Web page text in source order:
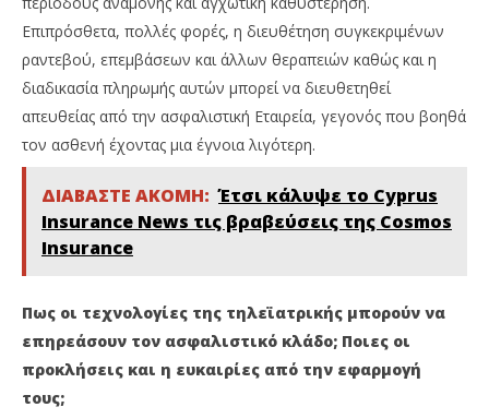
Επιπρόσθετα, πολλές φορές, η διευθέτηση συγκεκριμένων
ραντεβού, επεμβάσεων και άλλων θεραπειών καθώς και η
διαδικασία πληρωμής αυτών μπορεί να διευθετηθεί
απευθείας από την ασφαλιστική Εταιρεία, γεγονός που βοηθά
τον ασθενή έχοντας μια έγνοια λιγότερη.
ΔΙΑΒΑΣΤΕ ΑΚΟΜΗ: Έτσι κάλυψε το Cyprus
Insurance News τις βραβεύσεις της Cosmos
Insurance
Πως οι τεχνολογίες της τηλεϊατρικής μπορούν να
επηρεάσουν τον ασφαλιστικό κλάδο; Ποιες οι
προκλήσεις και η ευκαιρίες από την εφαρμογή
τους;